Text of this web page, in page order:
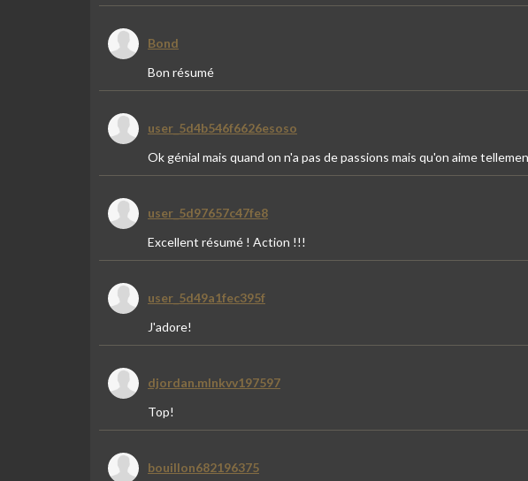
Bond
Bon résumé
user_5d4b546f6626esoso
Ok génial mais quand on n'a pas de passions mais qu'on aime
user_5d97657c47fe8
Excellent résumé ! Action !!!
user_5d49a1fec395f
J'adore!
djordan.mlnkvv197597
Top!
bouillon682196375